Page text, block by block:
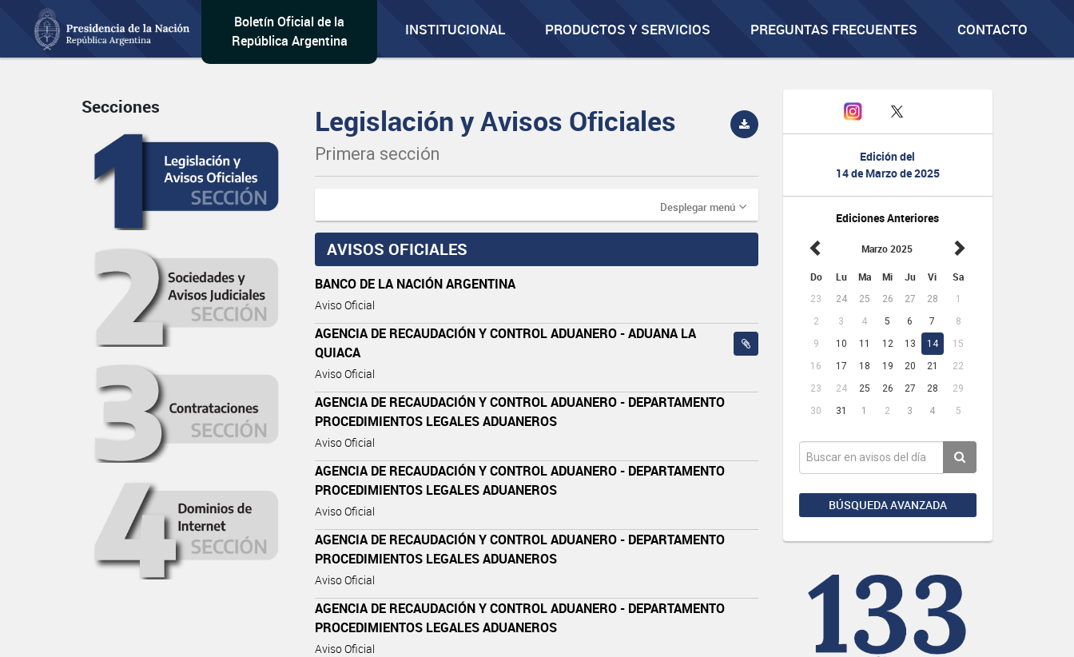
Boletín Oficial de la
República Argentina
INSTITUCIONAL PRODUCTOS Y SERVICIOS PREGUNTAS FRECUENTES CONTACTO
Edición del
14 de Marzo de 2025
Ediciones Anteriores
Marzo 2025
Do Lu Ma Mi Ju Vi Sa
23 24 25 26 27 28
1
2
3 4 5 6 7
8
9
10 11 12 13 14
15
16
17 18 19 20 21
22
23
24 25 26 27 28
29
30
31 1 2 3 4 5
BÚSQUEDA AVANZADA
Secciones Legislación y Avisos Oficiales
Primera sección
Desplegar menú
AVISOS OFICIALES
BANCO DE LA NACIÓN ARGENTINA
Aviso Oficial
AGENCIA DE RECAUDACIÓN Y CONTROL ADUANERO - ADUANA LA
QUIACA
Aviso Oficial
AGENCIA DE RECAUDACIÓN Y CONTROL ADUANERO - DEPARTAMENTO
PROCEDIMIENTOS LEGALES ADUANEROS
Aviso Oficial
AGENCIA DE RECAUDACIÓN Y CONTROL ADUANERO - DEPARTAMENTO
PROCEDIMIENTOS LEGALES ADUANEROS
Aviso Oficial
AGENCIA DE RECAUDACIÓN Y CONTROL ADUANERO - DEPARTAMENTO
PROCEDIMIENTOS LEGALES ADUANEROS
Aviso Oficial
AGENCIA DE RECAUDACIÓN Y CONTROL ADUANERO - DEPARTAMENTO
PROCEDIMIENTOS LEGALES ADUANEROS
Aviso Oficial